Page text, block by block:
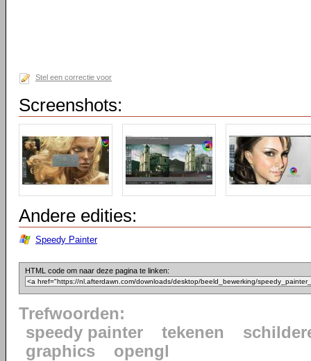
Stel een correctie voor
Screenshots:
Andere edities:
Speedy Painter
HTML code om naar deze pagina te linken:
Trefwoorden:
speedy painter
tekenen
graphics
opengl